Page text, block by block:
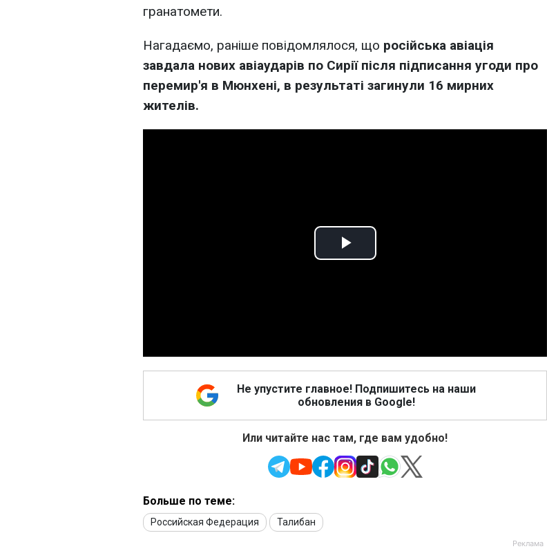
гранатомети.
Нагадаємо, раніше повідомлялося, що російська авіація
завдала нових авіаударів по Сирії після підписання угоди про
перемир'я в Мюнхені, в результаті загинули 16 мирних
жителів.
Play
Не упустите главное! Подпишитесь на наши
обновления в Google!
Или читайте нас там, где вам удобно!
Больше по теме:
Российская Федерация Талибан